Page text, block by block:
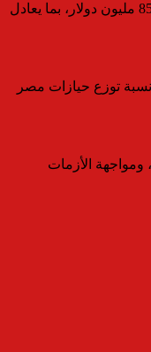
أعلن البنك المركزي المصري عن ارتفاع صافي الاحتياطيات الدولية لمصر إلى 52.830 مليار دولار بنهاية مارس 2026، مقابل 52.745 مليار دولار بنهاية فبراير 2026، مسجلًا زيادة قدرها 85.1 مليون دولار، بما يعادل
نسبة توزع حيازات مصر
ومواجهة الأزمات